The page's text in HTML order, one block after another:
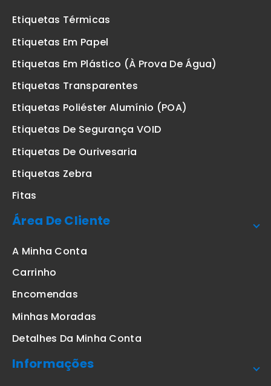
Etiquetas Térmicas
Etiquetas Em Papel
Etiquetas Em Plástico (à Prova De Água)
Etiquetas Transparentes
Etiquetas Poliéster Alumínio (POA)
Etiquetas De Segurança VOID
Etiquetas De Ourivesaria
Etiquetas Zebra
Fitas
Área De Cliente
A Minha Conta
Carrinho
Encomendas
Minhas Moradas
Detalhes Da Minha Conta
Informações